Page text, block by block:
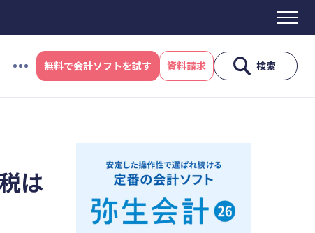
制度 #電子帳簿保存法
#集客
性向上
#人材育成
無料で会計ソフトを試す 資料請求 検索
は